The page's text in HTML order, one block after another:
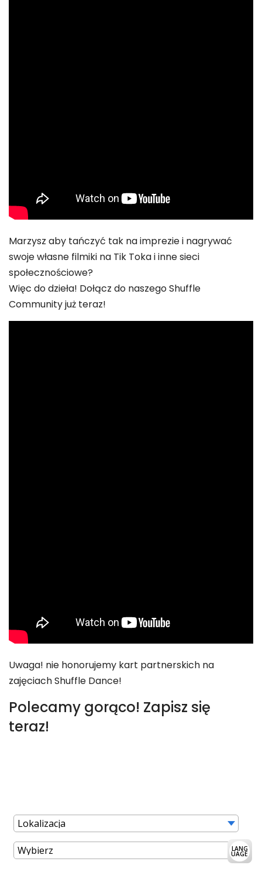
Marzysz aby tańczyć tak na imprezie i nagrywać
swoje własne filmiki na Tik Toka i inne sieci
społecznościowe?
Więc do dzieła! Dołącz do naszego Shuffle
Community już teraz!
Uwaga! nie honorujemy kart partnerskich na
zajęciach Shuffle Dance!
Polecamy gorąco! Zapisz się
teraz!